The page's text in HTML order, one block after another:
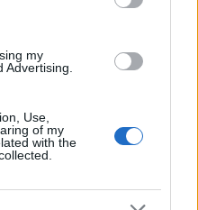
my
Advertising.
Use,
of my
with the
που επιχειρεί και τη